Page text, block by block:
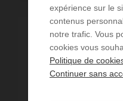
expérience sur le
contenus
notre trafic. Vous
cookies vous
Politique de
Continuer sans